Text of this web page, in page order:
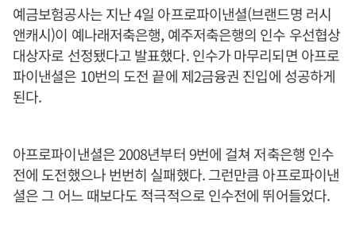
예금보험공사는 지난 4일 아프로파이낸셜(브랜드명 러시
앤캐시)이 예나래저축은행, 예주저축은행의 인수 우선협상
대상자로 선정됐다고 발표했다. 인수가 마무리되면 아프로
파이낸셜은 10번의 도전 끝에 제2금융권 진입에 성공하게
된다.
아프로파이낸셜은 2008년부터 9번에 걸쳐 저축은행 인수
전에 도전했으나 번번히 실패했다. 그런만큼 아프로파이낸
셜은 그 어느 때보다도 적극적으로 인수전에 뛰어들었다.